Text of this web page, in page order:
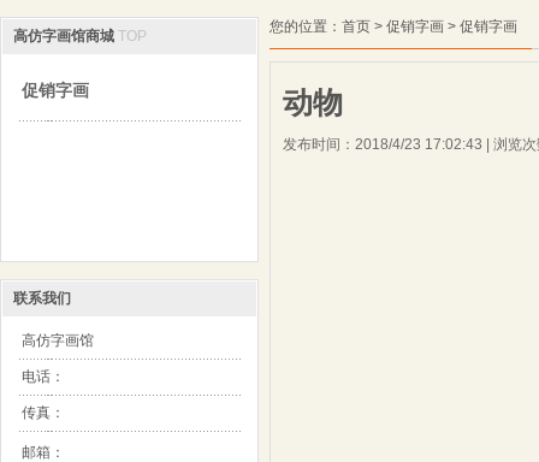
高仿字画馆商城 TOP
促销字画
联系我们
高仿字画馆
电话：
传真：
邮箱：
您的位置： 首页 > 促销字画 > 促销字画
动物
发布时间：2018/4/23 17:02:43 | 浏览